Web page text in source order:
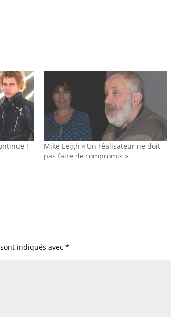
!
Mike Leigh « Un réalisateur ne doit
pas faire de compromis »
indiqués avec*